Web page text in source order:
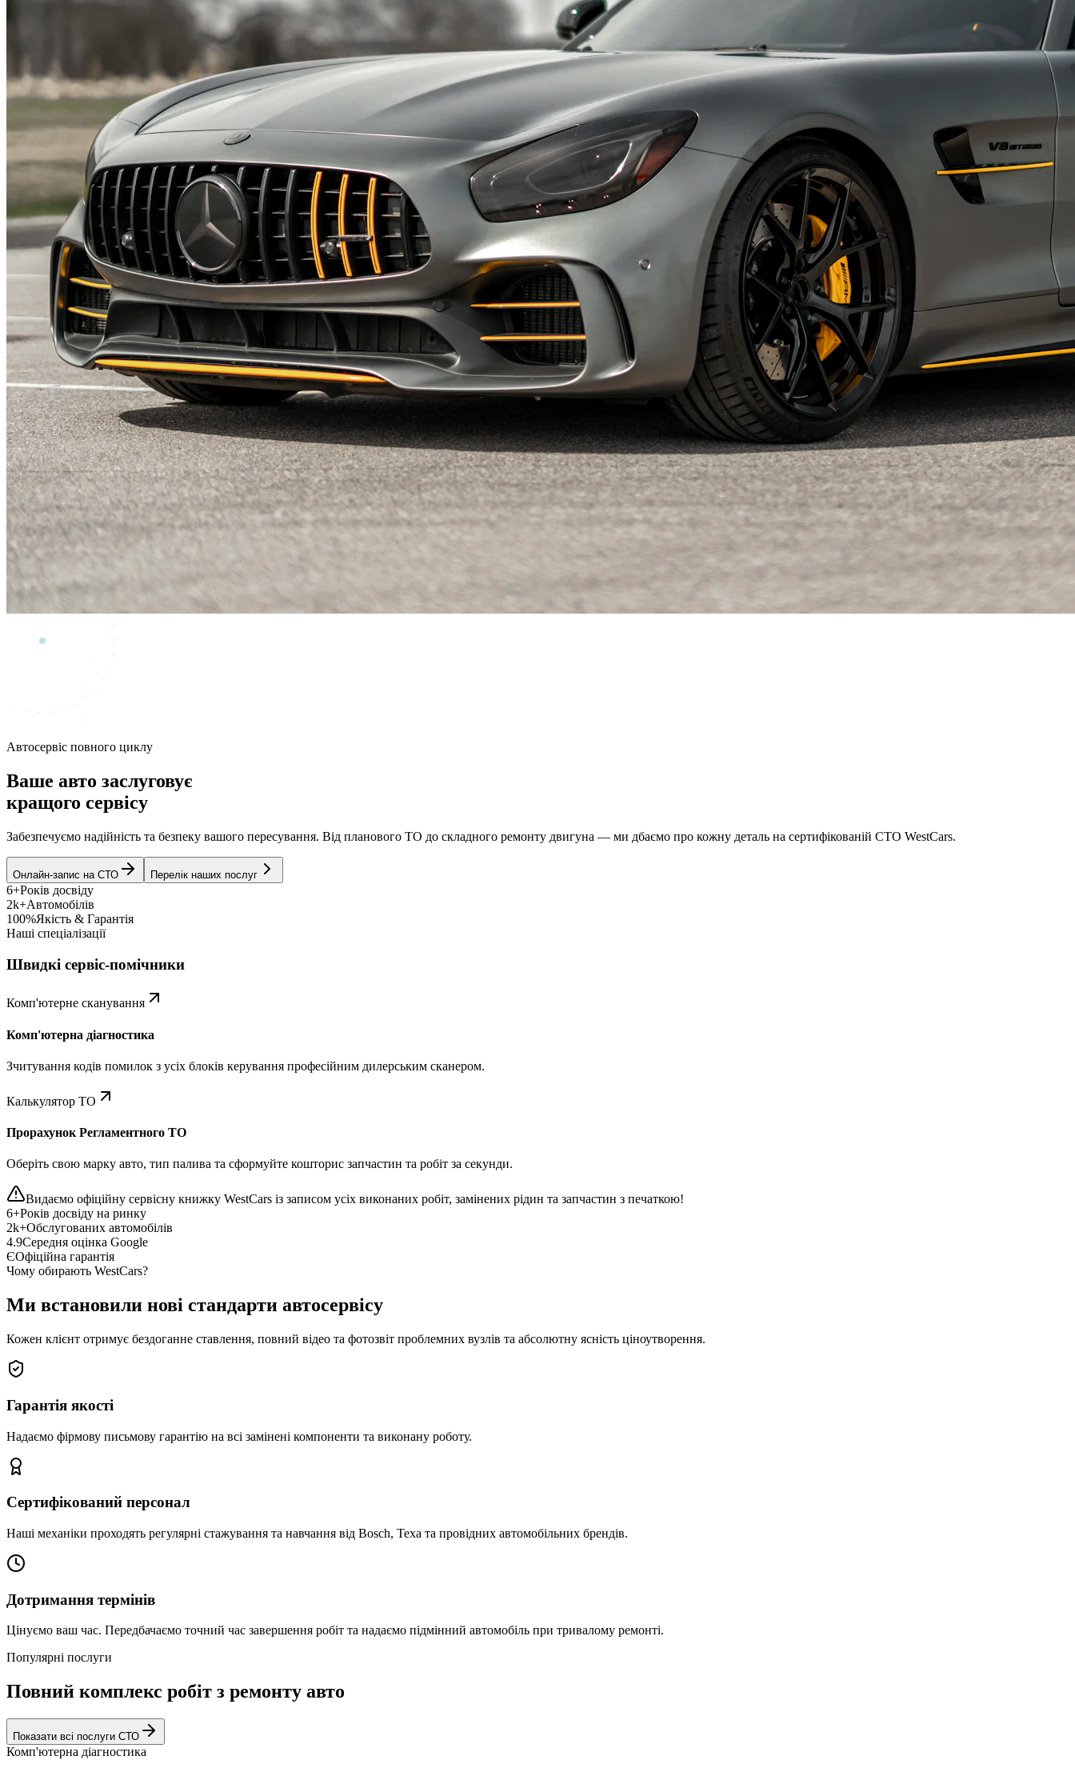
Автосервіс повного циклу
Ваше авто заслуговує
кращого сервісу
Забезпечуємо надійність та безпеку вашого пересування. Від планового ТО до складного ремонту двигуна — ми дбаємо про кожну деталь на сертифікованій СТО WestCars.
Онлайн-запис на СТО Перелік наших послуг
6+Років досвіду
2k+Автомобілів
100%Якість & Гарантія
Наші спеціалізації
Швидкі сервіс-помічники
Комп'ютерне сканування
Комп'ютерна діагностика
Зчитування кодів помилок з усіх блоків керування професійним дилерським сканером.
Калькулятор ТО
Прорахунок Регламентного ТО
Оберіть свою марку авто, тип палива та сформуйте кошторис запчастин та робіт за секунди.
Видаємо офіційну сервісну книжку WestCars із записом усіх виконаних робіт, замінених рідин та запчастин з печаткою!
6+Років досвіду на ринку
2k+Обслугованих автомобілів
4.9Середня оцінка Google
ЄОфіційна гарантія
Чому обирають WestCars?
Ми встановили нові стандарти автосервісу
Кожен клієнт отримує бездоганне ставлення, повний відео та фотозвіт проблемних вузлів та абсолютну ясність ціноутворення.
Гарантія якості
Надаємо фірмову письмову гарантію на всі замінені компоненти та виконану роботу.
Сертифікований персонал
Наші механіки проходять регулярні стажування та навчання від Bosch, Texa та провідних автомобільних брендів.
Дотримання термінів
Цінуємо ваш час. Передбачаємо точний час завершення робіт та надаємо підмінний автомобіль при тривалому ремонті.
Популярні послуги
Повний комплекс робіт з ремонту авто
Показати всі послуги СТО
Комп'ютерна діагностика